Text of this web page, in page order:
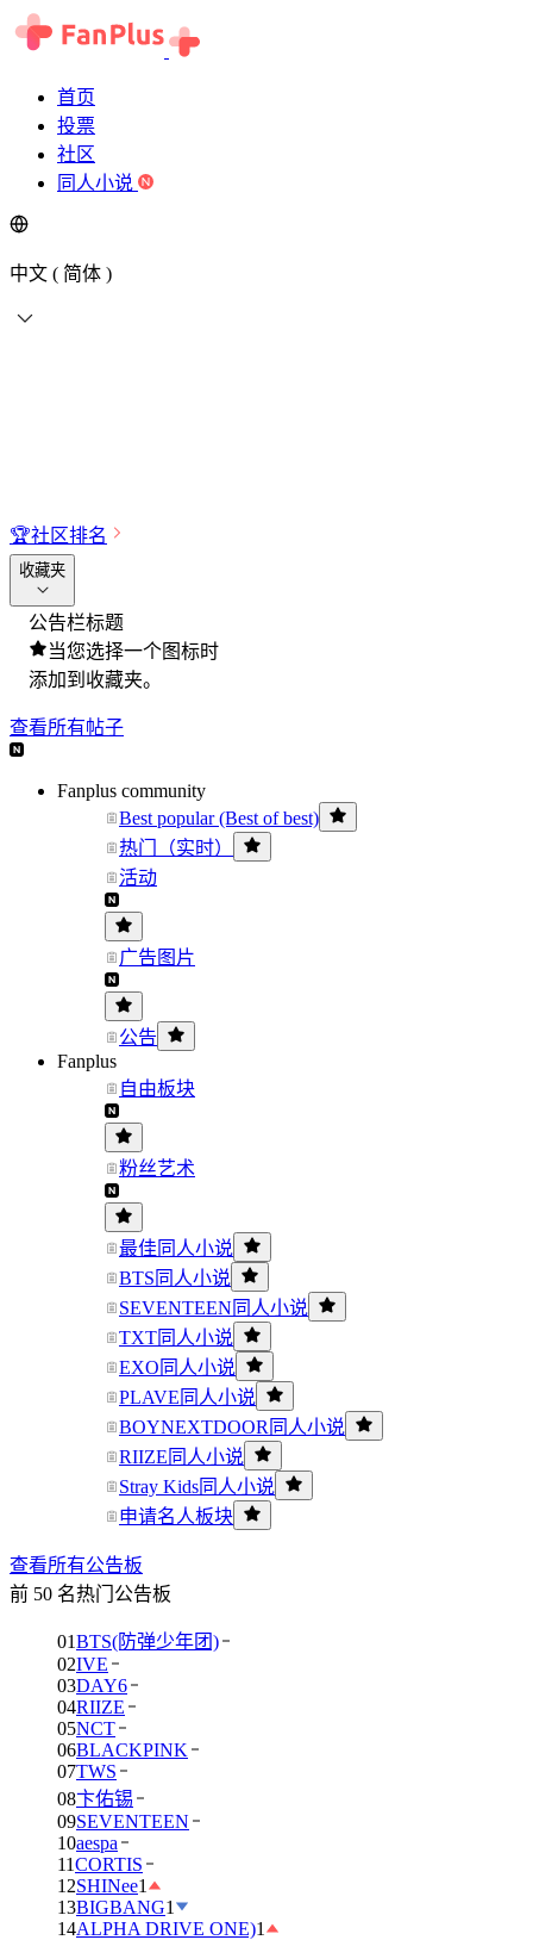
首页
投票
社区
同人小说
中文 ( 简体 )
🏆社区排名
收藏夹
公告栏标题
当您选择一个图标时
添加到收藏夹。
查看所有帖子
Fanplus community
Best popular (Best of best)
热门（实时）
活动
广告图片
公告
Fanplus
自由板块
粉丝艺术
最佳同人小说
BTS同人小说
SEVENTEEN同人小说
TXT同人小说
EXO同人小说
PLAVE同人小说
BOYNEXTDOOR同人小说
RIIZE同人小说
Stray Kids同人小说
申请名人板块
查看所有公告板
前 50 名热门公告板
01BTS(防弹少年团)
02IVE
03DAY6
04RIIZE
05NCT
06BLACKPINK
07TWS
08卞佑锡
09SEVENTEEN
10aespa
11CORTIS
12SHINee1
13BIGBANG1
14ALPHA DRIVE ONE)1